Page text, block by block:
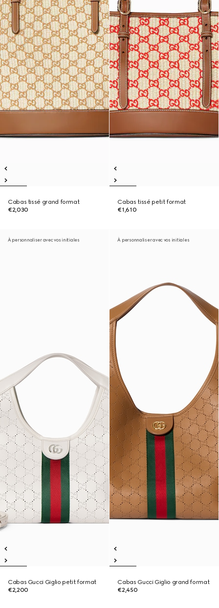
Cabas tissé grand format
€2,030
Cabas tissé petit format
€1,610
À personnaliser avec vos initiales
Cabas Gucci Giglio petit format
€2,200
À personnaliser avec vos initiales
Cabas Gucci Giglio grand format
€2,450